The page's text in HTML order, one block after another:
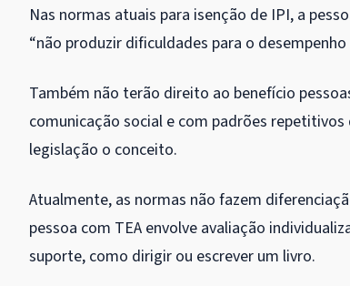
Nas normas atuais para isenção de IPI, a
“não produzir dificuldades para o desempenho
Também não terão direito ao benefício
comunicação social e com padrões
legislação o conceito.
Atualmente, as normas não fazem
pessoa com TEA envolve avaliação
suporte, como dirigir ou escrever um livro.